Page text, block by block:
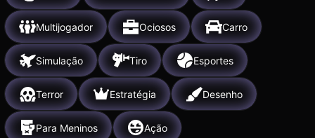
Multijogador Ociosos Carro
Simulação Tiro Esportes
Terror Estratégia Desenho
Para Meninos Ação